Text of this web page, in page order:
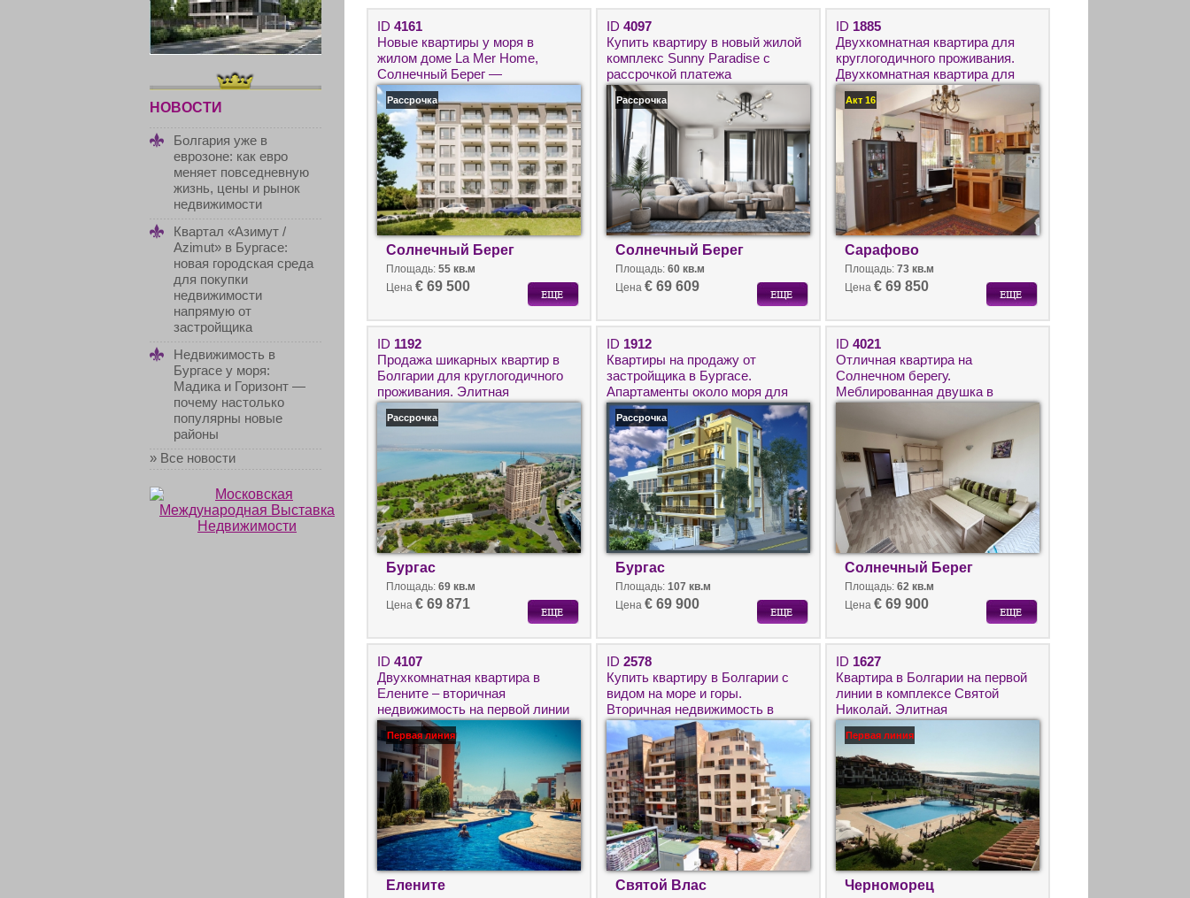
НОВОСТИ
Болгария уже в
еврозоне: как евро
меняет повседневную
жизнь, цены и рынок
недвижимости
Квартал «Азимут /
Azimut» в Бургасе:
новая городская среда
для покупки
недвижимости
напрямую от
застройщика
Недвижимость в
Бургасе у моря:
Мадика и Горизонт —
почему настолько
популярны новые
районы
» Все новости
ID 4161
Новые квартиры у моря в
жилом доме La Mer Home,
Солнечный Берег —
недвижимость в Болгарии без
таксы обслуживания и
комиссии от застройщика
Рассрочка
Солнечный Берег
Площадь: 55 кв.м
Цена € 69 500
ID 4097
Купить квартиру в новый жилой
комплекс Sunny Paradise с
рассрочкой платежа
Рассрочка
Солнечный Берег
Площадь: 60 кв.м
Цена € 69 609
ID 1885
Двухкомнатная квартира для
круглогодичного проживания.
Двухкомнатная квартира для
круглогодичного проживания.
Акт 16
Сарафово
Площадь: 73 кв.м
Цена € 69 850
ID 1192
Продажа шикарных квартир в
Болгарии для круглогодичного
проживания. Элитная
новостройка в центре Бургаса
рядом с морем от застройщика
Рассрочка
Бургас
Площадь: 69 кв.м
Цена € 69 871
ID 1912
Квартиры на продажу от
застройщика в Бургасе.
Апартаменты около моря для
круглогодичного проживания.
Рассрочка
Бургас
Площадь: 107 кв.м
Цена € 69 900
ID 4021
Отличная квартира на
Солнечном берегу.
Меблированная двушка в
Болгарии на побережье
Солнечный Берег
Площадь: 62 кв.м
Цена € 69 900
ID 4107
Двухкомнатная квартира в
Елените – вторичная
недвижимость на первой линии
у моря
Первая линия
Елените
ID 2578
Купить квартиру в Болгарии с
видом на море и горы.
Вторичная недвижимость в
Святом Власе для отдыха и
круглогодичного проживания.
Святой Влас
ID 1627
Квартира в Болгарии на первой
линии в комплексе Святой
Николай. Элитная
недвижимость в городе
Черноморец.
Первая линия
Черноморец